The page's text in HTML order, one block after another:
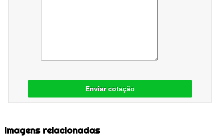
Enviar cotação
Imagens relacionadas